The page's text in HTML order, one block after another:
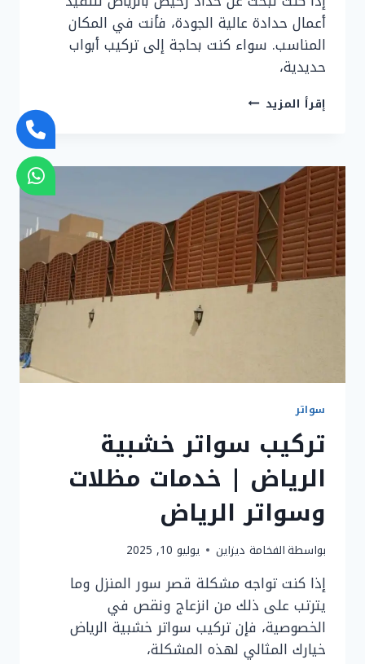
أعمال حدادة عالية الجودة، فأنت في المكان
المناسب. سواء كنت بحاجة إلى تركيب أبواب
حديدية،
إقرأ المزيد حداد
0577808058
سواتر
تركيب سواتر خشبية
الرياض | خدمات مظلات
وسواتر الرياض
بواسطةالفخامة ديزاين يوليو 10, 2025
إذا كنت تواجه مشكلة قصر سور المنزل وما
يترتب على ذلك من انزعاج ونقص في
الخصوصية، فإن تركيب سواتر خشبية الرياض
خيارك المثالي لهذه المشكلة،